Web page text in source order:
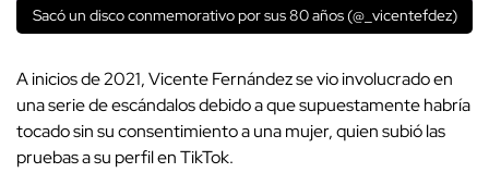
Sacó un disco conmemorativo por sus 80 años (@_vicentefdez)
A inicios de 2021, Vicente Fernández se vio involucrado en
una serie de escándalos debido a que supuestamente habría
tocado sin su consentimiento a una mujer, quien subió las
pruebas a su perfil en TikTok.